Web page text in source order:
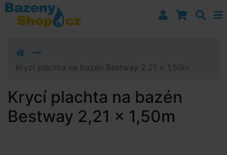
Přejít k navigaci
Přejít na obsah
Přejít k postrannímu sloupci
Krycí plachta na bazén Bestway 2,21 x 1,50m
Krycí plachta na bazén
Bestway 2,21 x 1,50m